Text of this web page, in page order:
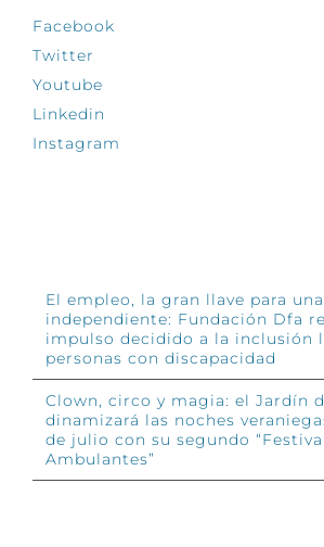
Facebook
Twitter
Youtube
Linkedin
Instagram
El empleo, la gran llave para
independiente: Fundación Dfa
impulso decidido a la inclusión
personas con discapacidad
Clown, circo y magia: el Jardín
dinamizará las noches
de julio con su segundo
Ambulantes”